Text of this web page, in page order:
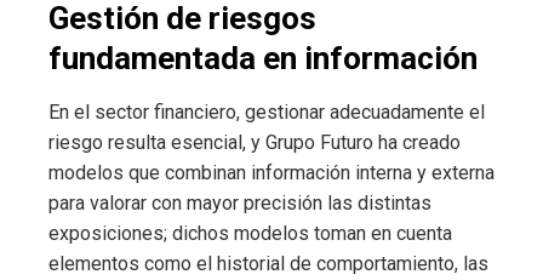
Gestión de riesgos
fundamentada en información
En el sector financiero, gestionar adecuadamente el
riesgo resulta esencial, y Grupo Futuro ha creado
modelos que combinan información interna y externa
para valorar con mayor precisión las distintas
exposiciones; dichos modelos toman en cuenta
elementos como el historial de comportamiento, las